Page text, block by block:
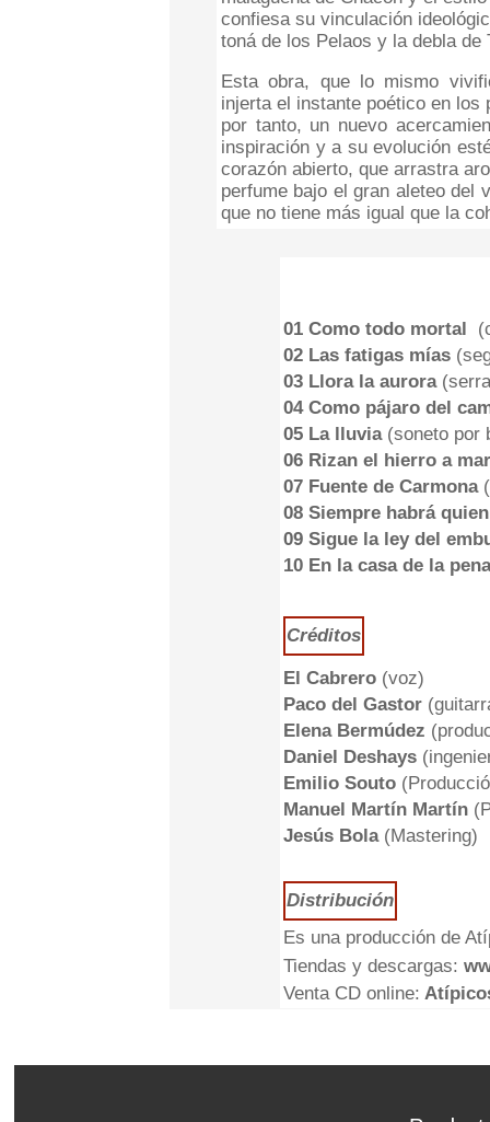
confiesa su vinculación
toná de los Pelaos y la debla de
Esta obra, que lo mismo
injerta el instante poético en los
por tanto, un nuevo
inspiración y a su evolución
corazón abierto, que arrastra
perfume bajo el gran aleteo del
que no tiene más igual que la
01 Como todo mortal
02 Las fatigas mías
03 Llora la aurora
04 Como pájaro del
05 La lluvia(soneto por
06 Rizan el hierro a
07 Fuente de Carmona
08 Siempre habrá
09 Sigue la ley del
10 En la casa de la pena
Créditos
El Cabrero (voz)
Paco del Gastor
Elena Bermúdez
Daniel Deshays
Emilio Souto
Manuel Martín Martín
Jesús Bola(Mastering)
Distribución
Es una producción de
Tiendas y descargas:
Venta CD online: